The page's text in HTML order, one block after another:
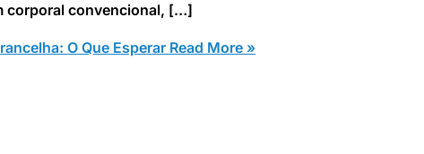
corporal convencional, […]
O Que Esperar Read More »